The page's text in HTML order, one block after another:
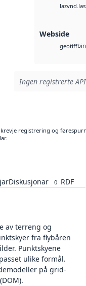
laz
Webside
geotiffbin
Ingen registrerte
registrering og
Diskusjonar 0 RDF
av terreng og
fra flybåren
Punktskyene
ulike formål.
på grid-